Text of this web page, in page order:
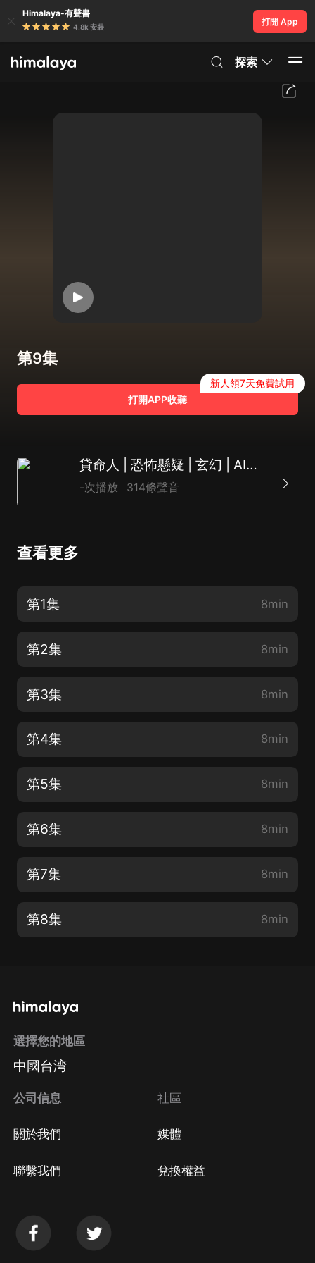
Himalaya-有聲書
4.8k 安裝
打開 App
探索
第9集
打開APP收聽
新人領7天免費試用
貸命人 | 恐怖懸疑 | 玄幻 | AI多播
-次播放 314條聲音
查看更多
第1集 8min
第2集 8min
第3集 8min
第4集 8min
第5集 8min
第6集 8min
第7集 8min
第8集 8min
選擇您的地區
中國台湾
公司信息
關於我們
聯繫我們
社區
媒體
兌換權益